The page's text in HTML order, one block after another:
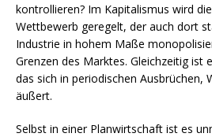
kontrollieren? Im Kapitalismus wird
Wettbewerb geregelt, der auch dort
Industrie in hohem Maße
Grenzen des Marktes. Gleichzeitig ist
das sich in periodischen Ausbrüchen,
äußert.
Selbst in einer Planwirtschaft ist es